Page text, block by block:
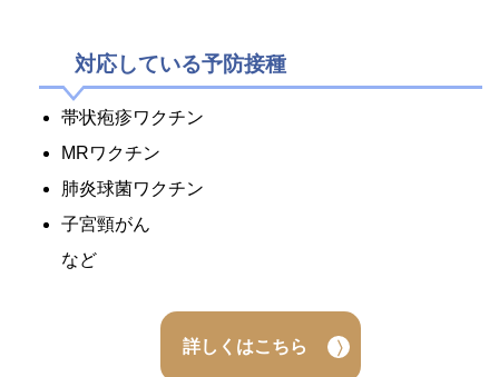
対応している予防接種
帯状疱疹ワクチン
MRワクチン
肺炎球菌ワクチン
子宮頸がん
など
詳しくはこちら